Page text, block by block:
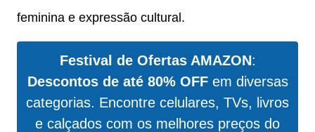
feminina e expressão cultural.
Festival de Ofertas AMAZON:
Descontos de até 80% OFFem diversas
categorias. Encontre celulares, TVs, livros
e calçados com os melhores preços do